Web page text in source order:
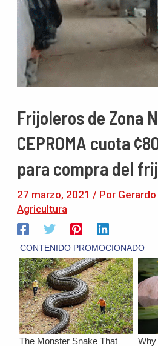
Frijoleros de Zona
CEPROMA cuota
para compra del
27 marzo, 2021 / Por Gerardo
Agricultura